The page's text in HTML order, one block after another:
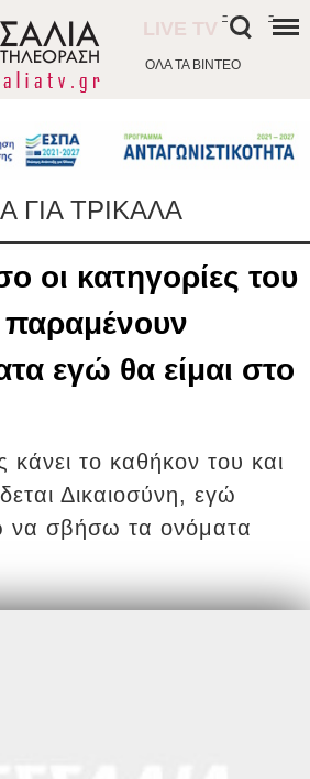
ΟΛΑ ΤΑ ΒΙΝΤΕΟ
LIVE TV
- -
ΓΙΑ ΤΡΙΚΑΛΑ
οι κατηγορίες του
εγώ θα είμαι στο
κάνει το καθήκον του και
Δικαιοσύνη, εγώ
σβήσω τα ονόματα